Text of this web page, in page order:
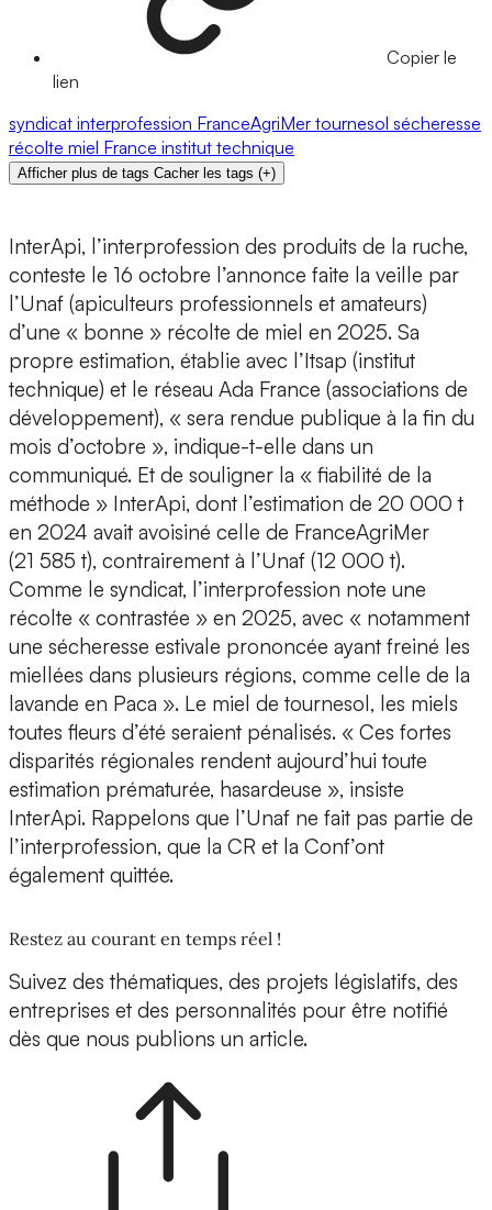
Copier le
lien
syndicat interprofession FranceAgriMer tournesol sécheresse
récolte miel France institut technique
Afficher plus de tags Cacher les tags (+)
InterApi, l’interprofession des produits de la ruche,
conteste le 16 octobre l’annonce faite la veille par
l’Unaf (apiculteurs professionnels et amateurs)
d’une « bonne » récolte de miel en 2025. Sa
propre estimation, établie avec l’Itsap (institut
technique) et le réseau Ada France (associations de
développement), « sera rendue publique à la fin du
mois d’octobre », indique-t-elle dans un
communiqué. Et de souligner la « fiabilité de la
méthode » InterApi, dont l’estimation de 20 000 t
en 2024 avait avoisiné celle de FranceAgriMer
(21 585 t), contrairement à l’Unaf (12 000 t).
Comme le syndicat, l’interprofession note une
récolte « contrastée » en 2025, avec « notamment
une sécheresse estivale prononcée ayant freiné les
miellées dans plusieurs régions, comme celle de la
lavande en Paca ». Le miel de tournesol, les miels
toutes fleurs d’été seraient pénalisés. « Ces fortes
disparités régionales rendent aujourd’hui toute
estimation prématurée, hasardeuse », insiste
InterApi. Rappelons que l’Unaf ne fait pas partie de
l’interprofession, que la CR et la Conf’ont
également quittée.
Restez au courant en temps réel !
Suivez des thématiques, des projets législatifs, des
entreprises et des personnalités pour être notifié
dès que nous publions un article.